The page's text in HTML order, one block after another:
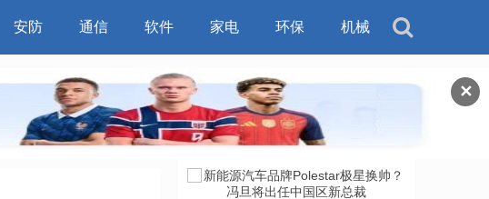
✕
安防 通信 软件 家电 环保 机械